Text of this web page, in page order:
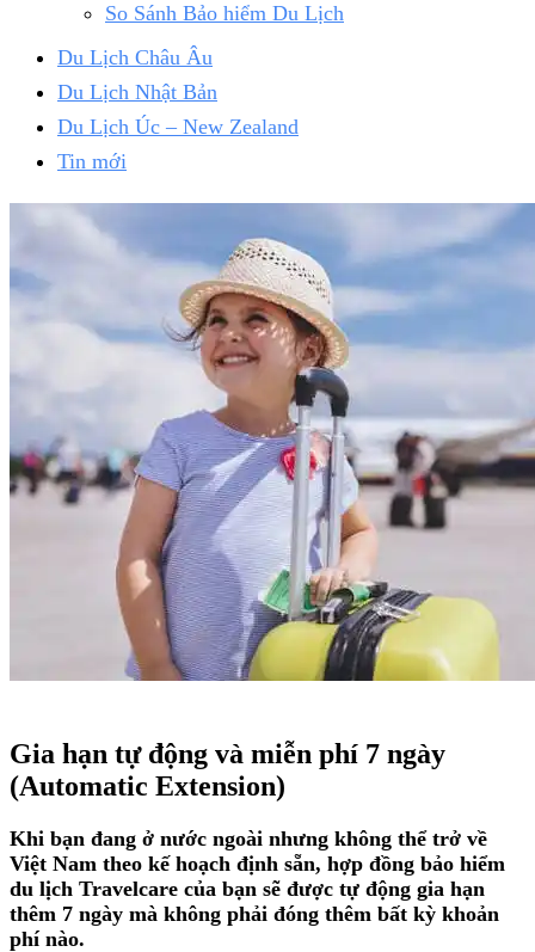
So Sánh Bảo hiểm Du Lịch
Du Lịch Châu Âu
Du Lịch Nhật Bản
Du Lịch Úc – New Zealand
Tin mới
Gia hạn tự động và miễn phí 7 ngày
(Automatic Extension)
Khi bạn đang ở nước ngoài nhưng không thể trở về
Việt Nam theo kế hoạch định sẵn, hợp đồng bảo hiểm
du lịch Travelcare của bạn sẽ được tự động gia hạn
thêm 7 ngày mà không phải đóng thêm bất kỳ khoản
phí nào.